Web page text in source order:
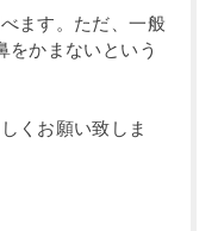
ます。ただ、一般
をかまないという
くお願い致しま